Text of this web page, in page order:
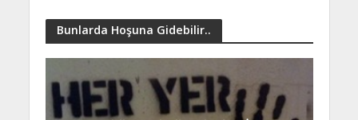
Bunlarda Hoşuna Gidebilir..